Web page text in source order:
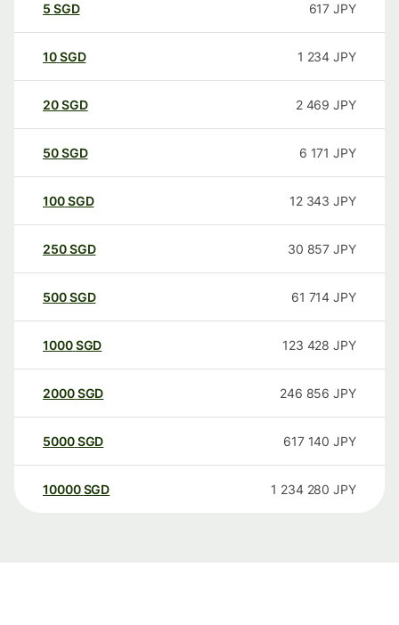
5 SGD 617 JPY
10SGD 1 234 JPY
20SGD 2 469 JPY
50SGD 6 171 JPY
100SGD 12 343 JPY
250SGD 30 857 JPY
500SGD 61 714 JPY
1000SGD 123 428 JPY
2000SGD 246 856 JPY
5000SGD 617 140 JPY
10000 SGD 1 234 280 JPY